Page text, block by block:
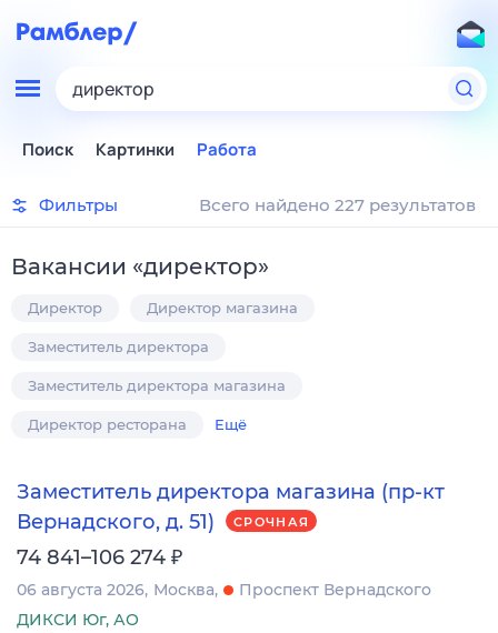
директор
Поиск Картинки Работа
Фильтры Всего найдено 227 результатов
Вакансии «директор»
Директор Директор магазина
Заместитель директора
Заместитель директора магазина
Директор ресторана Ещё
Заместитель директора магазина (пр-кт
Вернадского, д. 51)
СРОЧНАЯ
74 841–106 274 ₽
06 августа 2026 Москва
Проспект Вернадского
ДИКСИ Юг, АО